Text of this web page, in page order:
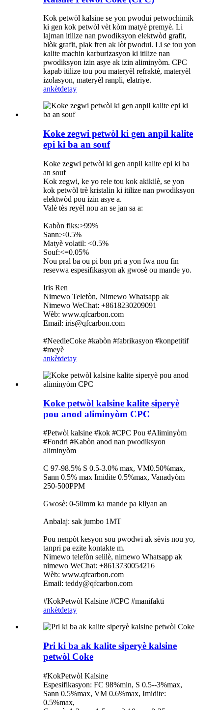
Kok petwòl kalsine se yon pwodui petwochimik
ki gen kok petwòl vèt kòm matyè premyè. Li
lajman itilize nan pwodiksyon elektwòd grafit,
blòk grafit, plak fren ak lòt pwodui. Li se tou yon
kalite machin karburizasyon ki itilize nan
pwodiksyon izin asye ak izin aliminyòm. CPC
kapab itilize tou pou materyèl refraktè, materyèl
izolasyon, materyèl ranpli, elatriye.
ankètdetay
Koke zegwi petwòl ki gen anpil kalite
epi ki ba an souf
Koke zegwi petwòl ki gen anpil kalite epi ki ba
an souf
Kok zegwi, ke yo rele tou kok akikilè, se yon
kok petwòl trè kristalin ki itilize nan pwodiksyon
elektwòd pou izin asye a.
Valè tès reyèl nou an se jan sa a:
Kabòn fiks:>99%
Sann:<0.5%
Matyè volatil: <0.5%
Souf:<=0.05%
Nou pral ba ou pi bon pri a yon fwa nou fin
resevwa espesifikasyon ak gwosè ou mande yo.
Iris Ren
Nimewo Telefòn, Nimewo Whatsapp ak
Nimewo WeChat: +8618230209091
Wèb: www.qfcarbon.com
Email: iris@qfcarbon.com
#NeedleCoke #kabòn #fabrikasyon #konpetitif
#meyè
ankètdetay
Koke petwòl kalsine kalite siperyè
pou anod aliminyòm CPC
#Petwòl kalsine #kok #CPC Pou #Aliminyòm
#Fondri #Kabòn anod nan pwodiksyon
aliminyòm
C 97-98.5% S 0.5-3.0% max, VM0.50%max,
Sann 0.5% max Imidite 0.5%max, Vanadyòm
250-500PPM
Gwosè: 0-50mm ka mande pa kliyan an
Anbalaj: sak jumbo 1MT
Pou nenpòt kesyon sou pwodwi ak sèvis nou yo,
tanpri pa ezite kontakte m.
Nimewo telefòn selilè, nimewo Whatsapp ak
nimewo WeChat: +8613730054216
Wèb: www.qfcarbon.com
Email: teddy@qfcarbon.com
#KokPetwòl Kalsine #CPC #manifakti
ankètdetay
Pri ki ba ak kalite siperyè kalsine
petwòl Coke
#KokPetwòl Kalsine
Espesifikasyon: FC 98%min, S 0.5--3%max,
Sann 0.5%max, VM 0.6%max, Imidite:
0.5%max,